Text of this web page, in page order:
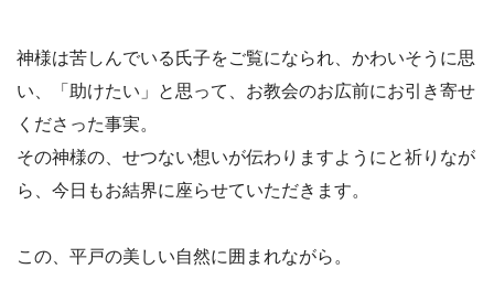
神様は苦しんでいる氏子をご覧になられ、かわいそうに思
い、「助けたい」と思って、お教会のお広前にお引き寄せ
くださった事実。
その神様の、せつない想いが伝わりますようにと祈りなが
ら、今日もお結界に座らせていただきます。
この、平戸の美しい自然に囲まれながら。